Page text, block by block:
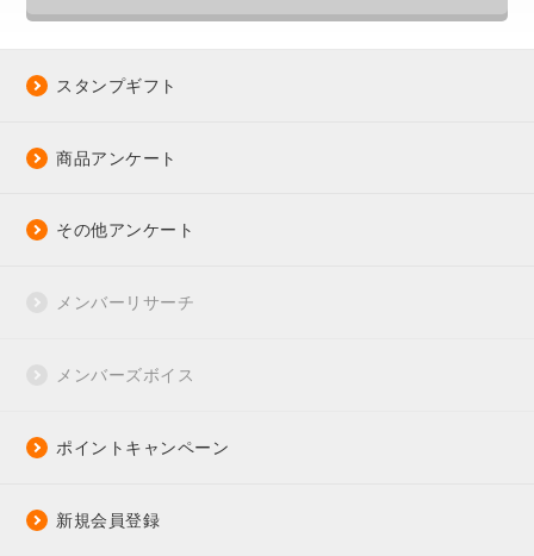
スタンプギフト
商品アンケート
その他アンケート
メンバーリサーチ
メンバーズボイス
ポイントキャンペーン
新規会員登録